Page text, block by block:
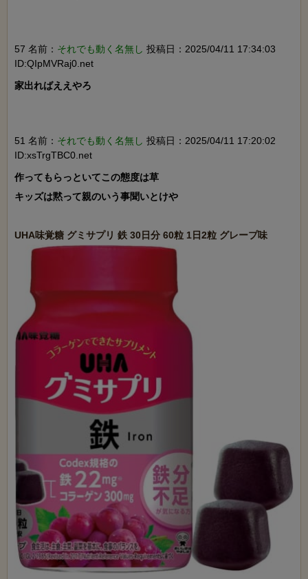
57 名前： それでも動く名無し 投稿日：2025/04/11 17:34:03
ID:QIpMVRaj0.net
家出ればええやろ
51 名前： それでも動く名無し 投稿日：2025/04/11 17:20:02
ID:xsTrgTBC0.net
作ってもらっといてこの態度は草
キッズは黙って親のいう事聞いとけや